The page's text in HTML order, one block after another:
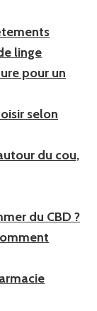
linge
pour un
selon
du cou,
du CBD ?